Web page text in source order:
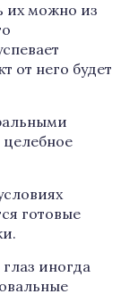
их можно из
от него будет
готовые
иногда